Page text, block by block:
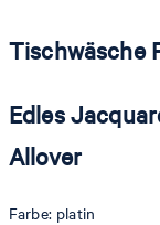
Tischwäsche
Edles
Allover
Farbe: platin